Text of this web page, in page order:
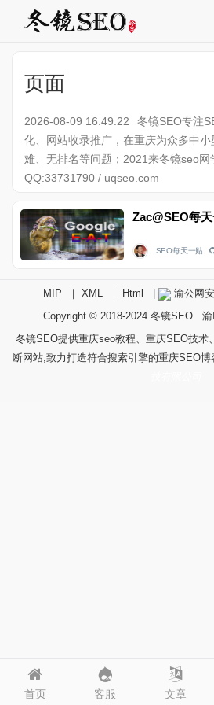
页面
2026-08-09 16:49:22
冬镜SEO专注
化、网站收录推广，在重庆为众多中
难、无排名等问题；2021来冬镜seo网
QQ:33731790 / uqseo.com
SEO每天一贴
首页 客服 文章
MIP ｜ XML ｜ Html
渝公网
Copyright © 2018-2024 冬镜SEO
冬镜SEO提供重庆seo教程、重庆SEO技术
断网站,致力打造符合搜索引擎的重庆SEO博